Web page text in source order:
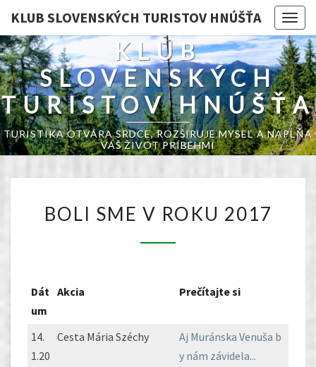
KLUB SLOVENSKÝCH TURISTOV HNÚŠŤA
KLUB
SLOVENSKÝCH
TURISTOV HNÚŠŤA
TURISTIKA OTVÁRA SRDCE, ROZŠIRUJE MYSEĽ A NAPĹŇA
VÁŠ ŽIVOT PRÍBEHMI
SME
BOLI SME V ROKU 2017
Dát
um
Akcia Prečítajte si
14.
1.20
Cesta Mária Széchy
Aj Muránska Venuša b
y nám závidela...